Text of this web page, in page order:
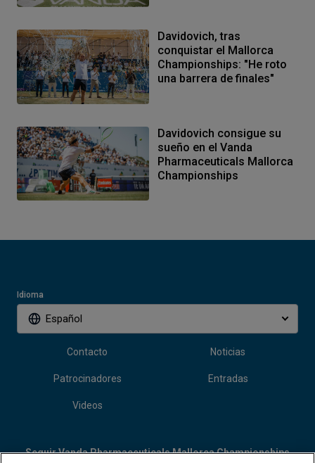
Davidovich, tras
conquistar el Mallorca
Championships: "He roto
una barrera de finales"
Davidovich consigue su
sueño en el Vanda
Pharmaceuticals Mallorca
Championships
Idioma
Español
Contacto Noticias
Patrocinadores Entradas
Videos
Seguir Vanda Pharmaceuticals Mallorca Championships